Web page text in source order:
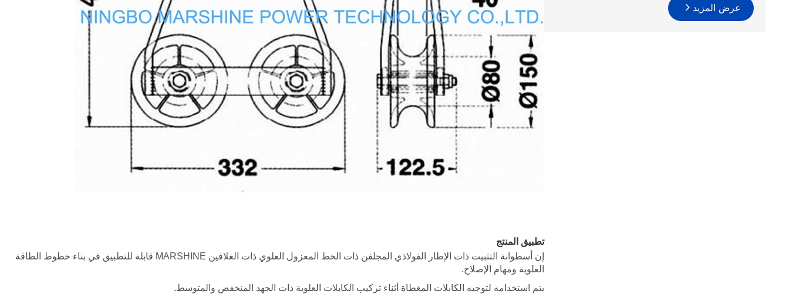
عرض المزيد
تطبيق المنتج
إن أسطوانة التثبيت ذات الإطار الفولاذي المجلفن ذات الخط المعزول العلوي ذات الغلافين MARSHINE قابلة للتطبيق في بناء خطوط الطاقة
العلوية ومهام الإصلاح.
يتم استخدامه لتوجيه الكابلات المغطاة أثناء تركيب الكابلات العلوية ذات الجهد المنخفض والمتوسط.